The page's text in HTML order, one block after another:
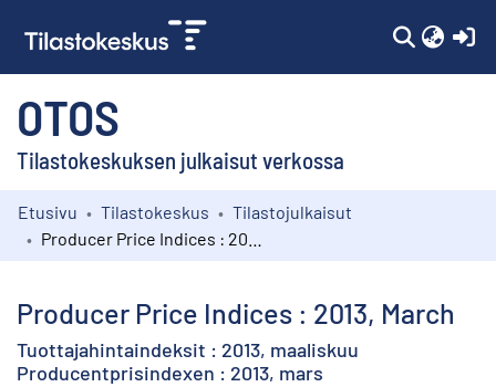
OTOS
Tilastokeskuksen julkaisut verkossa
Kokoelmat
Etusivu Tilastokeskus
Tilastojulkaisut
Producer Price Indices : 2013, March
Tuottajahintaindeksit : 2013, maaliskuu
Producentprisindexen : 2013, mars